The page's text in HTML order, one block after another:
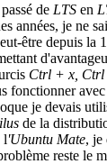
de LTS en
années, je ne
être depuis la
Ctrl + x,
fonctionner
je devais
de la
l'Ubuntu Mate, je
reste le